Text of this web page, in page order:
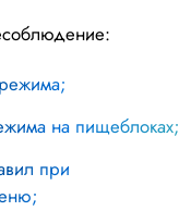
режима;
на пищеблоках;